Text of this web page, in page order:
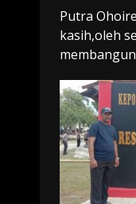
Putra
kasih,oleh